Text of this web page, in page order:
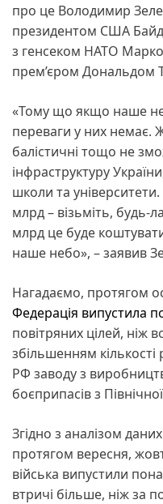
про це Володимир
президентом США
з генсеком НАТО
прем’єром Дональдом
«Тому що якщо наше
переваги у них немає.
балістичні тощо не
інфраструктуру
школи та
млрд – візьміть, будь-
млрд це буде
наше небо», – заявив
Нагадаємо, протягом
Федерація випустила
повітряних цілей, ніж
збільшенням кількості
РФ заводу з
боєприпасів з
Згідно з аналізом
протягом вересня,
війська випустили
втричі більше, ніж за